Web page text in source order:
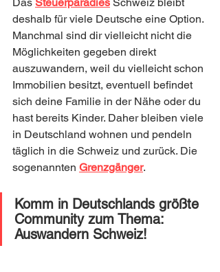
deshalb für viele Deutsche eine Option.
Manchmal sind dir vielleicht nicht die
Möglichkeiten gegeben direkt
auszuwandern, weil du vielleicht schon
Immobilien besitzt, eventuell befindet
sich deine Familie in der Nähe oder du
hast bereits Kinder. Daher bleiben viele
in Deutschland wohnen und pendeln
täglich in die Schweiz und zurück. Die
sogenannten Grenzgänger.
Komm in Deutschlands größte
Community zum Thema:
Auswandern Schweiz!